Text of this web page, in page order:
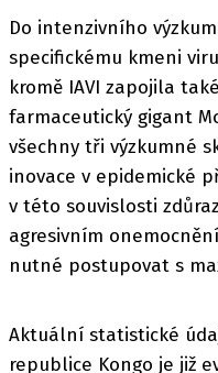
Do intenzivního
specifickému kmeni
kromě IAVI zapojila
farmaceutický gigant
všechny tři výzkumné
inovace v epidemické
v této souvislosti
agresivním
nutné postupovat s
Aktuální statistické
republice Kongo je již